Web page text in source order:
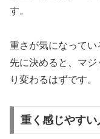
す。
重さが気になって
先に決めると、マ
り変わるはずです。
重く感じやすい